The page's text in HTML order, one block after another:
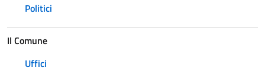
Politici
Il Comune
Uffici